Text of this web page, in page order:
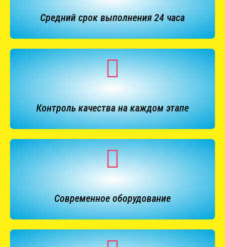
Средний срок выполнения 24 часа
Контроль качества на каждом этапе
Современное оборудование